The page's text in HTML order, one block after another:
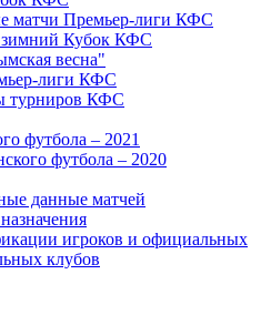
матчи Премьер-лиги КФС
Кубок КФС
весна"
лиги КФС
турниров КФС
футбола – 2021
футбола – 2020
данные матчей
игроков и официальных
клубов